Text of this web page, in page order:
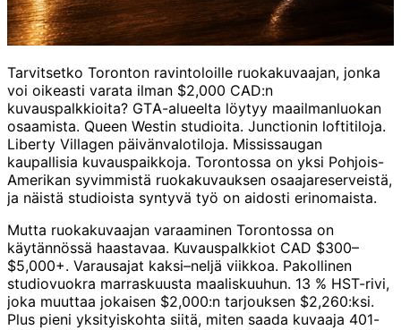
Tarvitsetko Toronton ravintoloille ruokakuvaajan, jonka
voi oikeasti varata ilman $2,000 CAD:n
kuvauspalkkioita? GTA-alueelta löytyy maailmanluokan
osaamista. Queen Westin studioita. Junctionin loftitiloja.
Liberty Villagen päivänvalotiloja. Mississaugan
kaupallisia kuvauspaikkoja. Torontossa on yksi Pohjois-
Amerikan syvimmistä ruokakuvauksen osaajareserveistä,
ja näistä studioista syntyvä työ on aidosti erinomaista.
Mutta ruokakuvaajan varaaminen Torontossa on
käytännössä haastavaa. Kuvauspalkkiot CAD $300–
$5,000+. Varausajat kaksi–neljä viikkoa. Pakollinen
studiovuokra marraskuusta maaliskuuhun. 13 % HST-rivi,
joka muuttaa jokaisen $2,000:n tarjouksen $2,260:ksi.
Plus pieni yksityiskohta siitä, miten saada kuvaaja 401-